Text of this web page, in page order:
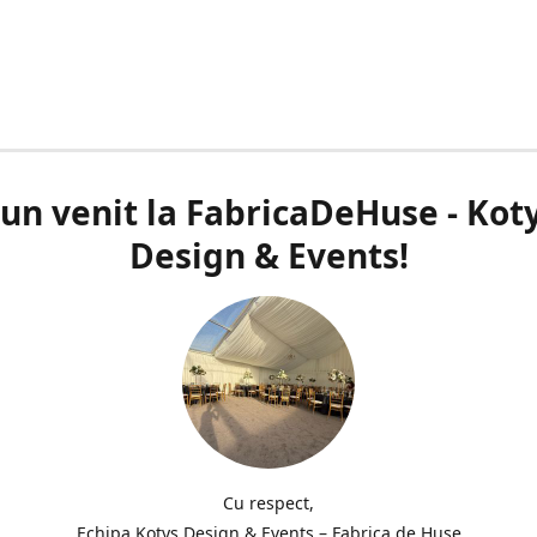
venit la FabricaDeHuse -
Design & Events!
Cu respect,